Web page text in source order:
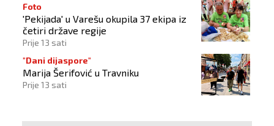
Foto
'Pekijada' u Varešu okupila 37 ekipa iz
četiri države regije
Prije 13 sati
"Dani dijaspore"
Marija Šerifović u Travniku
Prije 13 sati